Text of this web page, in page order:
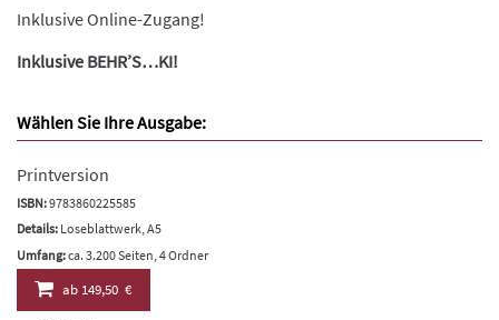
Inklusive Online-Zugang!
Inklusive BEHR’S…KI!
Wählen Sie Ihre Ausgabe:
Printversion
ISBN:9783860225585
Details: Loseblattwerk, A5
Umfang:ca. 3.200 Seiten, 4 Ordner
ab149,50 €